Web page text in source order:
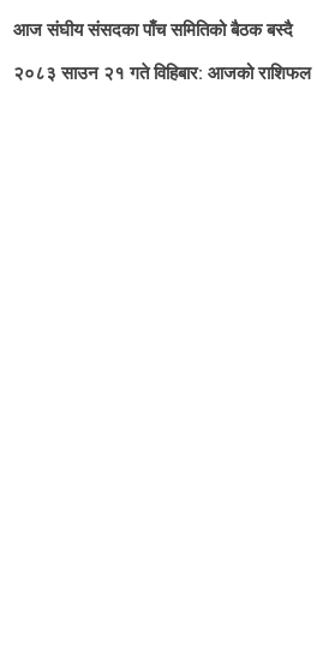
आज संघीय संसदका पाँच समितिको बैठक बस्दै
२०८३ साउन २१ गते विहिबार: आजको राशिफल